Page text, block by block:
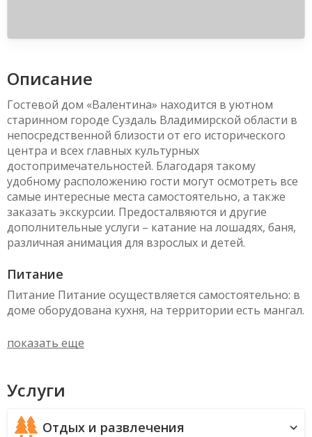
Описание
Гостевой дом «Валентина» находится в уютном
старинном городе Суздаль Владимирской области в
непосредственной близости от его исторического
центра и всех главных культурных
достопримечательностей. Благодаря такому
удобному расположению гости могут осмотреть все
самые интересные места самостоятельно, а также
заказать экскурсии. Предосталвяются и другие
дополнительные услуги – катание на лошадях, баня,
различная анимация для взрослых и детей.
Питание
Питание Питание осуществляется самостоятельно: в
доме оборудована кухня, на территории есть мангал.
показать еще
Услуги
Отдых и развлечения